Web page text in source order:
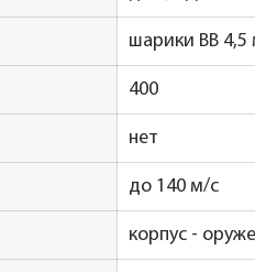
шарики BB
400
нет
до 140 м/с
корпус -